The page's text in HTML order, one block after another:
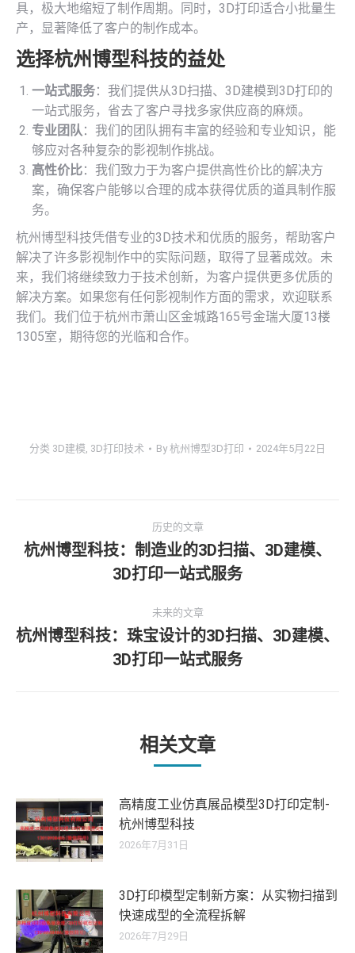
具，极大地缩短了制作周期。同时，3D打印适合小批量生
产，显著降低了客户的制作成本。
选择杭州博型科技的益处
一站式服务：我们提供从3D扫描、3D建模到3D打印的
一站式服务，省去了客户寻找多家供应商的麻烦。
专业团队：我们的团队拥有丰富的经验和专业知识，能
够应对各种复杂的影视制作挑战。
高性价比：我们致力于为客户提供高性价比的解决方
案，确保客户能够以合理的成本获得优质的道具制作服
务。
杭州博型科技凭借专业的3D技术和优质的服务，帮助客户
解决了许多影视制作中的实际问题，取得了显著成效。未
来，我们将继续致力于技术创新，为客户提供更多优质的
解决方案。如果您有任何影视制作方面的需求，欢迎联系
我们。我们位于杭州市萧山区金城路165号金瑞大厦13楼
1305室，期待您的光临和合作。
分类 3D建模, 3D打印技术 By杭州博型3D打印 2024年5月22日
章
航
历史的文章
历
史
文
章：
杭州博型科技：制造业的3D扫描、3D建模、
3D打印一站式服务
未来的文章
未
来
杭州博型科技：珠宝设计的3D扫描、3D建模、
3D打印一站式服务
相关文章
高精度工业仿真展品模型3D打印定制-
杭州博型科技
2026年7月31日
3D打印模型定制新方案：从实物扫描到
快速成型的全流程拆解
2026年7月29日